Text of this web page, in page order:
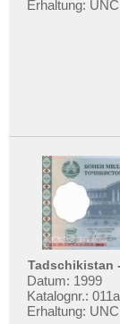
Erhaltung: UNC
Tadschikistan
Datum: 1999
Katalognr.:
Erhaltung: UNC